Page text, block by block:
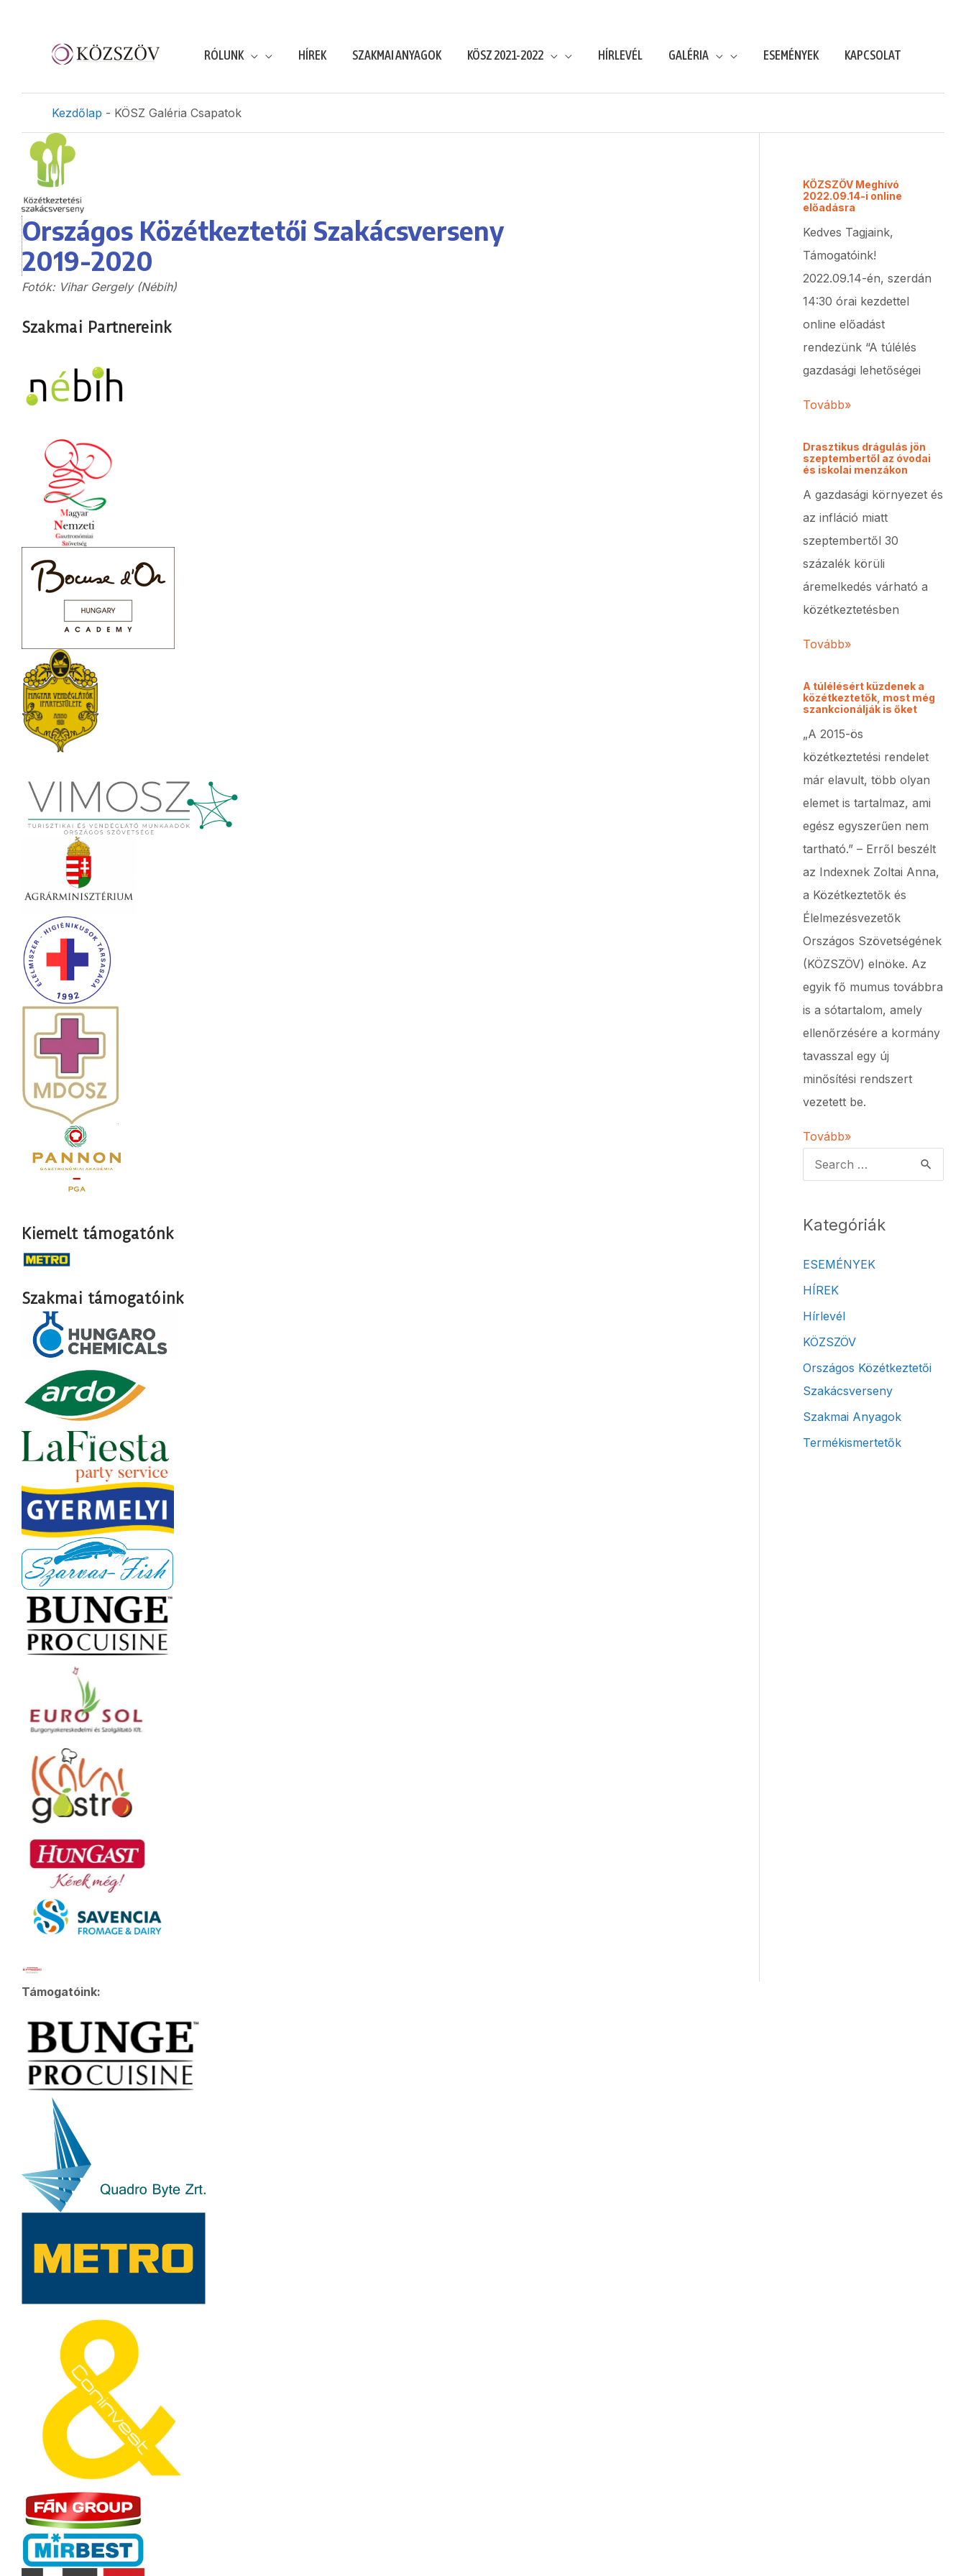
RÓLUNK HÍREK SZAKMAI ANYAGOK KÖSZ 2021-2022 HÍRLEVÉL GALÉRIA ESEMÉNYEK KAPCSOLAT
Kezdőlap - KÖSZ Galéria Csapatok
Országos Közétkeztetői Szakácsverseny
2019-2020
Fotók: Vihar Gergely (Nébih)
Szakmai Partnereink
Kiemelt támogatónk
Szakmai támogatóink
KÖZSZÖV Meghívó
2022.09.14-i online
előadásra
Kedves Tagjaink,
Támogatóink!
2022.09.14-én, szerdán
14:30 órai kezdettel
online előadást
rendezünk “A túlélés
gazdasági lehetőségei
Tovább»
Drasztikus drágulás jön
szeptembertől az óvodai
és iskolai menzákon
A gazdasági környezet és
az infláció miatt
szeptembertől 30
százalék körüli
áremelkedés várható a
közétkeztetésben
Tovább»
A túlélésért küzdenek a
közétkeztetők, most még
szankcionálják is őket
„A 2015-ös
közétkeztetési rendelet
már elavult, több olyan
elemet is tartalmaz, ami
egész egyszerűen nem
tartható.” – Erről beszélt
az Indexnek Zoltai Anna,
a Közétkeztetők és
Élelmezésvezetők
Országos Szövetségének
(KÖZSZÖV) elnöke. Az
egyik fő mumus továbbra
is a sótartalom, amely
ellenőrzésére a kormány
tavasszal egy új
minősítési rendszert
vezetett be.
Tovább»
Kategóriák
ESEMÉNYEK
HÍREK
Hírlevél
KÖZSZÖV
Országos Közétkeztetői
Szakácsverseny
Szakmai Anyagok
Termékismertetők
Támogatóink: